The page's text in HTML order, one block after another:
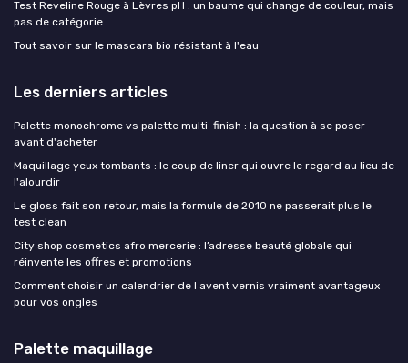
Test Reveline Rouge à Lèvres pH : un baume qui change de couleur, mais
pas de catégorie
Tout savoir sur le mascara bio résistant à l'eau
Les derniers articles
Palette monochrome vs palette multi-finish : la question à se poser
avant d'acheter
Maquillage yeux tombants : le coup de liner qui ouvre le regard au lieu de
l'alourdir
Le gloss fait son retour, mais la formule de 2010 ne passerait plus le
test clean
City shop cosmetics afro mercerie : l’adresse beauté globale qui
réinvente les offres et promotions
Comment choisir un calendrier de l avent vernis vraiment avantageux
pour vos ongles
Palette maquillage